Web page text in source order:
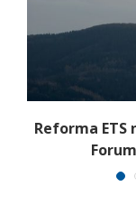
Reforma ETS